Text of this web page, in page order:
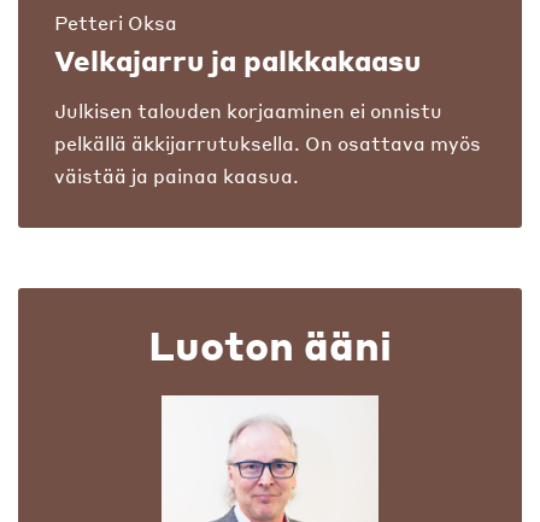
Petteri Oksa
Velkajarru ja palkkakaasu
Julkisen talouden korjaaminen ei onnistu
pelkällä äkkijarrutuksella. On osattava myös
väistää ja painaa kaasua.
Luoton ääni